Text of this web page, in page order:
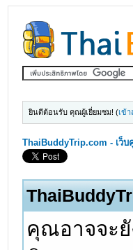
ยินดีต้อนรับ คุณผู้เยี่ยมชม! (เข้
ThaiBuddyTrip.com - เว็
คุณอาจจะ